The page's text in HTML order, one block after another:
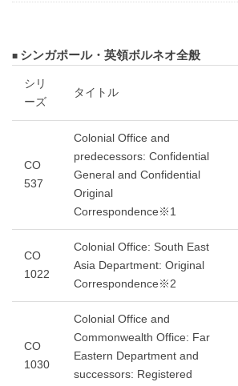
シンガポール・英領ボルネオ全般
シリ
ーズ
タイトル
CO
537
Colonial Office and
predecessors: Confidential
General and Confidential
Original
Correspondence※1
CO
1022
Colonial Office: South East
Asia Department: Original
Correspondence※2
CO
1030
Colonial Office and
Commonwealth Office: Far
Eastern Department and
successors: Registered